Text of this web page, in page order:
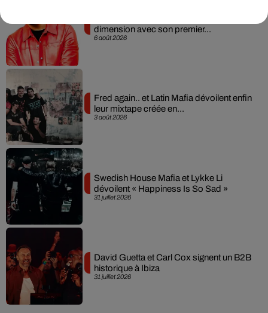
6 août 2026
dimension avec son premier...
3 août 2026
Fred again.. et Latin Mafia dévoilent enfin
leur mixtape créée en...
31 juillet 2026
Swedish House Mafia et Lykke Li
dévoilent « Happiness Is So Sad »
31 juillet 2026
David Guetta et Carl Cox signent un B2B
historique à Ibiza